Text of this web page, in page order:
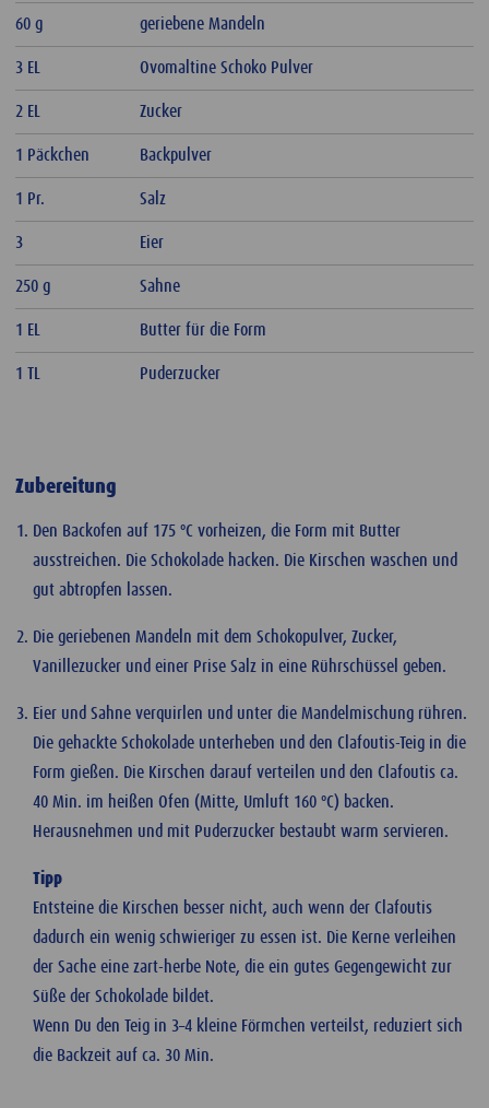
60 g geriebene Mandeln
3 EL Ovomaltine Schoko Pulver
2 EL Zucker
1 Päckchen Backpulver
1 Pr. Salz
3 Eier
250 g Sahne
1 EL Butter für die Form
1 TL Puderzucker
Zubereitung
Den Backofen auf 175 ºC vorheizen, die Form mit Butter
ausstreichen. Die Schokolade hacken. Die Kirschen waschen und
gut abtropfen lassen.
Die geriebenen Mandeln mit dem Schokopulver, Zucker,
Vanillezucker und einer Prise Salz in eine Rührschüssel geben.
Eier und Sahne verquirlen und unter die Mandelmischung rühren.
Die gehackte Schokolade unterheben und den Clafoutis-Teig in die
Form gießen. Die Kirschen darauf verteilen und den Clafoutis ca.
40 Min. im heißen Ofen (Mitte, Umluft 160 ºC) backen.
Herausnehmen und mit Puderzucker bestaubt warm servieren.
Tipp
Entsteine die Kirschen besser nicht, auch wenn der Clafoutis
dadurch ein wenig schwieriger zu essen ist. Die Kerne verleihen
der Sache eine zart-herbe Note, die ein gutes Gegengewicht zur
Süße der Schokolade bildet.
Wenn Du den Teig in 3–4 kleine Förmchen verteilst, reduziert sich
die Backzeit auf ca. 30 Min.